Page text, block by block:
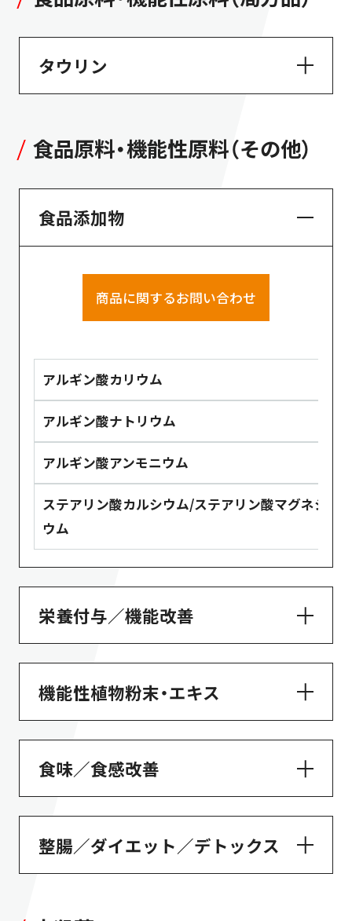
タウリン
食品原料・機能性原料（その他）
食品添加物
商品に関するお問い合わせ
アルギン酸カリウム
アルギン酸ナトリウム
アルギン酸アンモニウム
ステアリン酸カルシウム/ステアリン酸マグネシ
ウム
栄養付与／機能改善
機能性植物粉末・エキス
食味／食感改善
整腸／ダイエット／デトックス